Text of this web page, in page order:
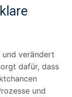
verändert
dafür, dass
und